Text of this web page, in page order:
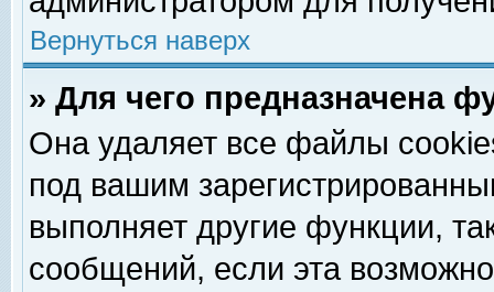
Вернуться наверх
» Для чего предназначена
Она удаляет все файлы
под вашим
выполняет другие функции,
сообщений, если эта